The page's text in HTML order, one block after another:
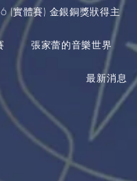
(實體賽) 金銀銅獎狀得主
張家蕾的音樂世界
最新消息